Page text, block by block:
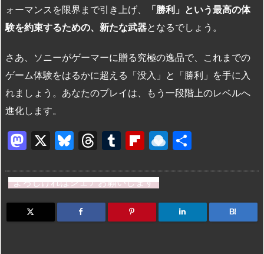
ォーマンスを限界まで引き上げ、
「勝利」という最高の体
験を約束するための、新たな武器となるでしょう。
さあ、ソニーがゲーマーに贈る究極の逸品で、これまでの
ゲーム体験をはるかに超える「没入」と「勝利」を手に入
れましょう。あなたのプレイは、もう一段階上のレベルへ
進化します。
M
st
o
d
X
Bl
e
s
k
T
e
a
d
T
m
bl
r
Fl
b
o
ar
R
n
dr
o
よろしければシェアお願いします
B!